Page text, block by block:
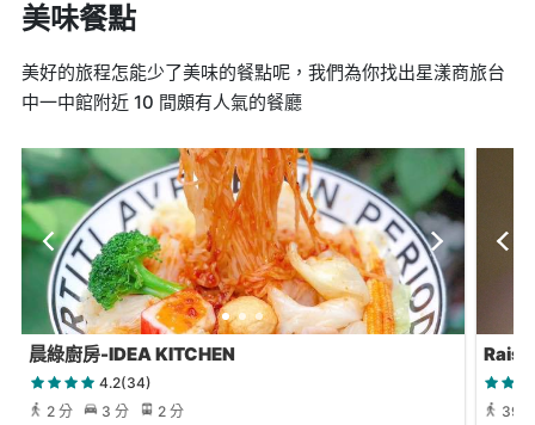
美味餐點
美好的旅程怎能少了美味的餐點呢，我們為你找出星漾商旅台
中一中館附近 10 間頗有人氣的餐廳
晨綠廚房-IDEA KITCHEN
4.2(34)
2 分
3 分 2 分
Raise
39